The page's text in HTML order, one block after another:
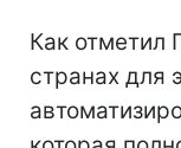
Как отметил
странах для